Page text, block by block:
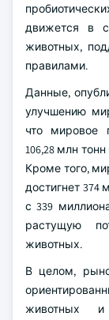
движется в
животных,
правилами.
Данные,
улучшению
что мировое
106,28 млн тонн
Кроме того,
достигнет 374
с 339
растущую
животных.
В целом,
животных и